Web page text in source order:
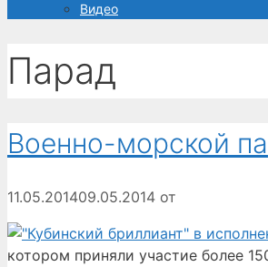
Видео
Парад
Военно-морской
11.05.201409.05.2014 от
котором приняли участие более